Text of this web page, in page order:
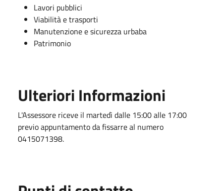
Lavori pubblici
Viabilità e trasporti
Manutenzione e sicurezza urbaba
Patrimonio
Ulteriori Informazioni
L'Assessore riceve il martedì dalle 15:00 alle 17:00
previo appuntamento da fissarre al numero
0415071398.